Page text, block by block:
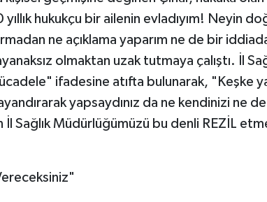
hukukçu bir ailenin evladıyım! Neyin
ne açıklama yaparım ne de bir
olmaktan uzak tutmaya çalıştı. İl
ifadesine atıfta bulunarak, "Keşke
yapsaydınız da ne kendinizi ne de
İl Sağlık Müdürlüğümüzü bu denli REZİL